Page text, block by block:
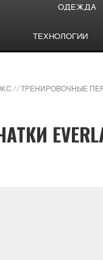
ОДЕЖДА
ТЕХНОЛОГИИ
/ / ТРЕНИРОВОЧНЫЕ